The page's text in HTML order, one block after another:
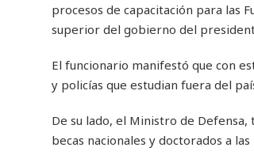
procesos de capacitación para las
superior del gobierno del
El funcionario manifestó que con
y policías que estudian fuera del
De su lado, el Ministro de
becas nacionales y doctorados a